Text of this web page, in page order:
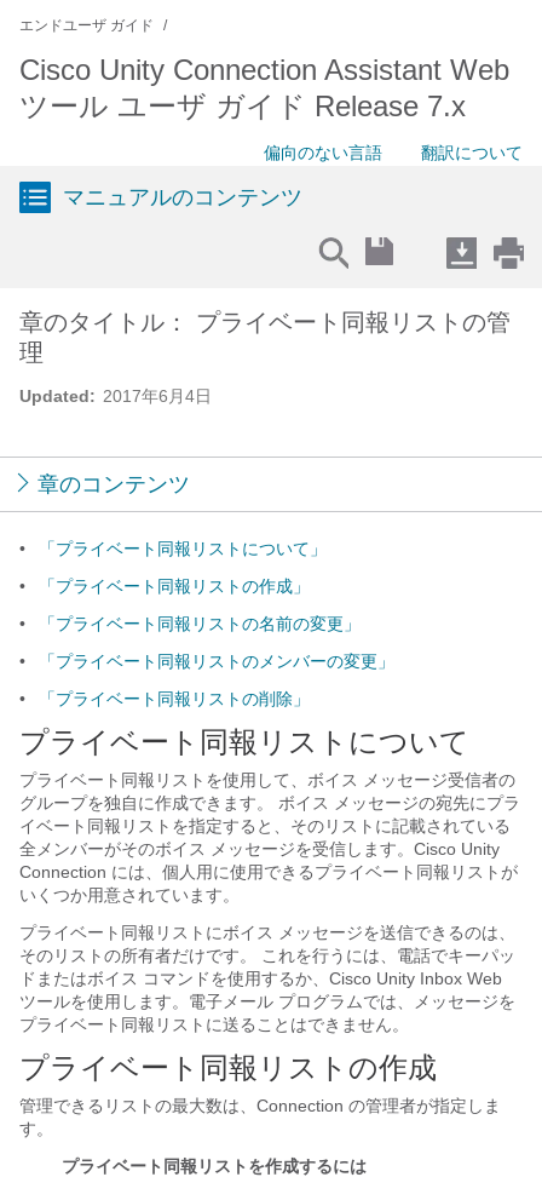
エンドユーザ ガイド
Cisco Unity Connection Assistant Web
ツール ユーザ ガイド Release 7.x
偏向のない言語 翻訳について
マニュアルのコンテンツ
Updated: 2017年6月4日
章のタイトル： プライベート同報リストの管
理
章のコンテンツ
•
「プライベート同報リストについて」
•
「プライベート同報リストの作成」
•
「プライベート同報リストの名前の変更」
•
「プライベート同報リストのメンバーの変更」
•
「プライベート同報リストの削除」
プライベート同報リストについて
プライベート同報リストを使用して、ボイス メッセージ受信者の
グループを独自に作成できます。 ボイス メッセージの宛先にプラ
イベート同報リストを指定すると、そのリストに記載されている
全メンバーがそのボイス メッセージを受信します。Cisco Unity
Connection には、個人用に使用できるプライベート同報リストが
いくつか用意されています。
プライベート同報リストにボイス メッセージを送信できるのは、
そのリストの所有者だけです。 これを行うには、電話でキーパッ
ドまたはボイス コマンドを使用するか、Cisco Unity Inbox Web
ツールを使用します。電子メール プログラムでは、メッセージを
プライベート同報リストに送ることはできません。
プライベート同報リストの作成
管理できるリストの最大数は、Connection の管理者が指定しま
す。
プライベート同報リストを作成するには